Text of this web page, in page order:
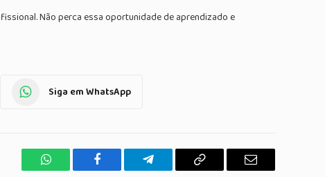
Não perca essa oportunidade de aprendizado e
Siga em WhatsApp
WhatsAppFacebook TelegramaCopiar
E-